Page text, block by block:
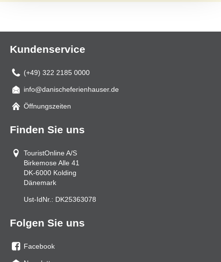
Kundenservice
(+49) 322 2185 0000
Mail
info@danischeferienhauser.de
Öffnungszeiten
Finden Sie uns
TouristOnline A/S
Birkemose Alle 41
DK-6000 Kolding
Dänemark
Ust-IdNr.: DK25363078
Folgen Sie uns
Sie
Facebook